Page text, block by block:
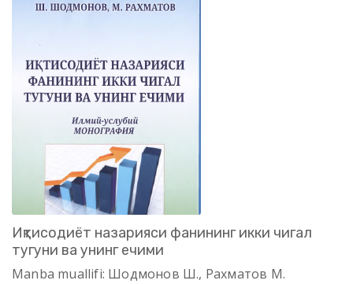
Иқтисодиёт назарияси фанининг икки чигал
тугуни ва унинг ечими
Manba muallifi: Шодмонов Ш., Рахматов М.